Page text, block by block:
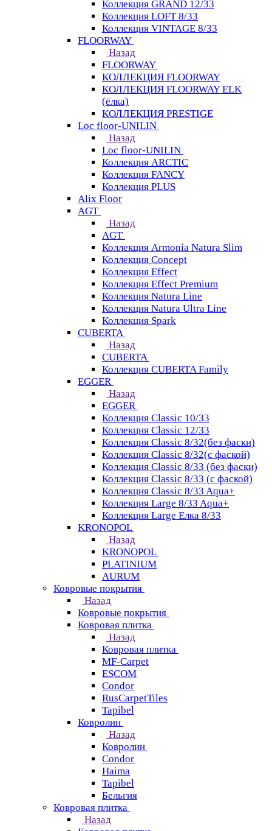
Коллекция GRAND 12/33
Коллекция LOFT 8/33
Коллекция VINTAGE 8/33
FLOORWAY
Назад
FLOORWAY
КОЛЛЕКЦИЯ FLOORWAY
КОЛЛЕКЦИЯ FLOORWAY ELK
(ёлка)
КОЛЛЕКЦИЯ PRESTIGE
Loс floor-UNILIN
Назад
Loс floor-UNILIN
Коллекция ARCTIС
Коллекция FANCY
Коллекция PLUS
Alix Floor
AGT
Назад
AGT
Коллекция Armonia Natura Slim
Коллекция Concept
Коллекция Effect
Коллекция Effect Premium
Коллекция Natura Line
Коллекция Natura Ultra Line
Коллекция Spark
CUBERTA
Назад
CUBERTA
Коллекция CUBERTA Family
EGGER
Назад
EGGER
Коллекция Classic 10/33
Коллекция Classic 12/33
Коллекция Classic 8/32(без фаски)
Коллекция Classic 8/32(с фаской)
Коллекция Classic 8/33 (без фаски)
Коллекция Classic 8/33 (с фаской)
Коллекция Classic 8/33 Aqua+
Коллекция Large 8/33 Aqua+
Коллекция Large Елка 8/33
KRONOPOL
Назад
KRONOPOL
PLATINIUM
AURUM
Ковровые покрытия
Назад
Ковровые покрытия
Ковровая плитка
Назад
Ковровая плитка
MF-Carpet
ESCOM
Condor
RusCarpetTiles
Tapibel
Ковролин
Назад
Ковролин
Condor
Haima
Tapibel
Бельгия
Ковровая плитка
Назад